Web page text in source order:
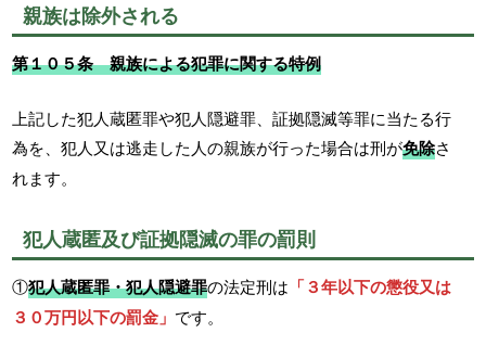
親族は除外される
第１０５条 親族による犯罪に関する特例
上記した犯人蔵匿罪や犯人隠避罪、証拠隠滅等罪に当たる行
為を、犯人又は逃走した人の親族が行った場合は刑が免除さ
れます。
犯人蔵匿及び証拠隠滅の罪の罰則
①犯人蔵匿罪・犯人隠避罪の法定刑は 「３年以下の懲役又は
３０万円以下の罰金」 です。